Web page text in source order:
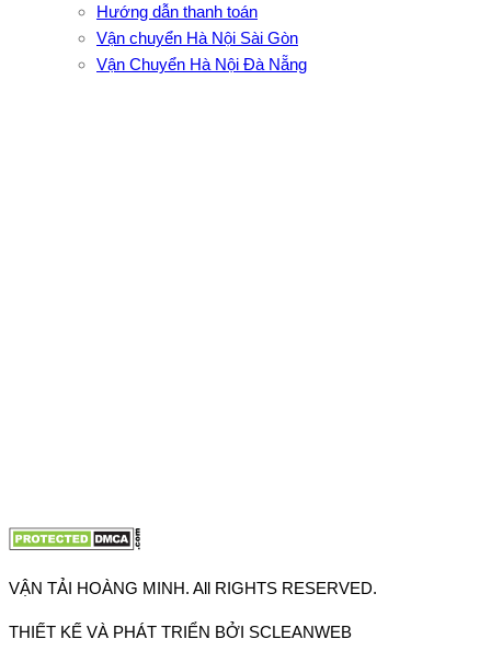
Hướng dẫn thanh toán
Vận chuyển Hà Nội Sài Gòn
Vận Chuyển Hà Nội Đà Nẵng
VẬN TẢI HOÀNG MINH. All RIGHTS RESERVED.
THIẾT KẾ VÀ PHÁT TRIỂN BỞI SCLEANWEB